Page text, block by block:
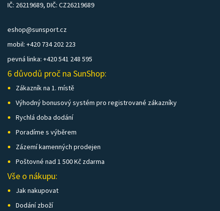
IČ: 26219689, DIČ: CZ26219689
eshop@sunsport.cz
mobil: +420 734 202 223
pevná linka: +420 541 248 595
6 důvodů proč na SunShop:
Zákazník na 1. místě
Výhodný bonusový systém pro registrované zákazníky
Rychlá doba dodání
Poradíme s výběrem
Zázemí kamenných prodejen
Poštovné nad 1 500 Kč zdarma
Vše o nákupu:
Jak nakupovat
Dodání zboží